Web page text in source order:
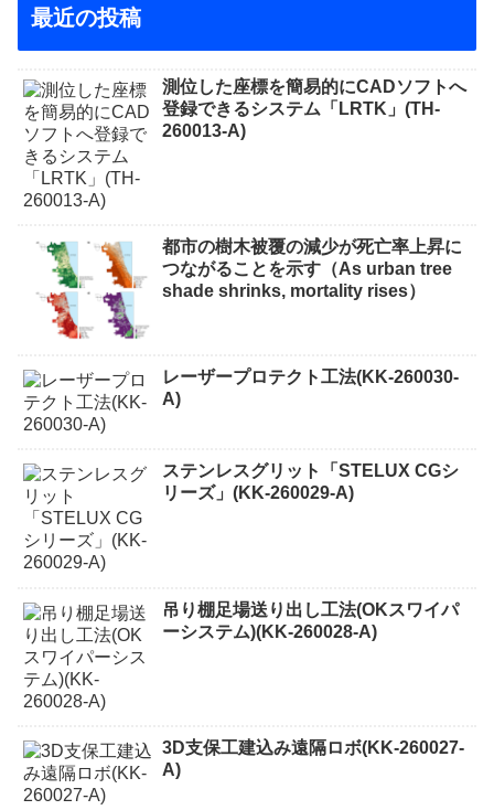
最近の投稿
測位した座標を簡易的にCADソフトへ
登録できるシステム「LRTK」(TH-
260013-A)
都市の樹木被覆の減少が死亡率上昇に
つながることを示す（As urban tree
shade shrinks, mortality rises）
レーザープロテクト⼯法(KK-260030-
A)
ステンレスグリット「STELUX CGシ
リーズ」(KK-260029-A)
吊り棚足場送り出し工法(OKスワイパ
ーシステム)(KK-260028-A)
3D支保工建込み遠隔ロボ(KK-260027-
A)